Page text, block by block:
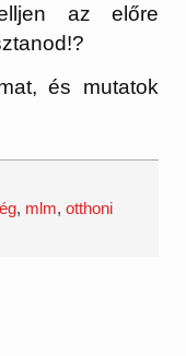
az előre
és mutatok
, mlm,otthoni